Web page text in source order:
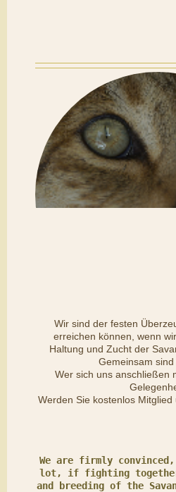
Wir sind der festen
erreichen können, wenn
Haltung und Zucht der
Gemeinsam
Wer sich uns anschließen
Werden Sie kostenlos
We are firmly
lot, if fighting
and breeding of the